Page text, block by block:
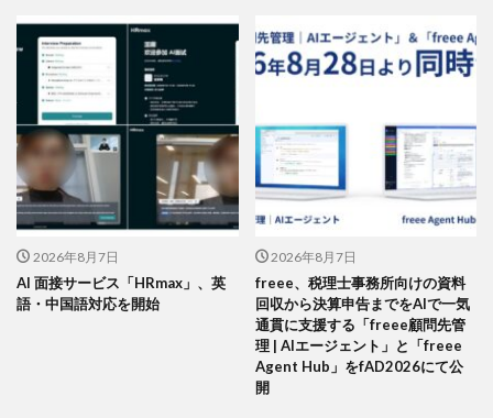
2026年8月7日
AI 面接サービス「HRmax」、英
語・中国語対応を開始
2026年8月7日
freee、税理士事務所向けの資料
回収から決算申告までをAIで一気
通貫に支援する「freee顧問先管
理 | AIエージェント」と「freee
Agent Hub」をfAD2026にて公
開